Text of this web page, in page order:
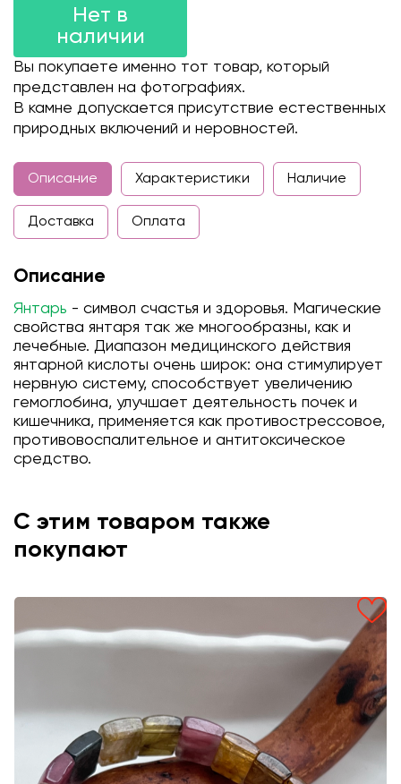
Нет в
наличии
Вы покупаете именно тот товар, который
представлен на фотографиях.
В камне допускается присутствие естественных
природных включений и неровностей.
Описание Характеристики Наличие
Доставка Оплата
Описание
Янтарь - символ счастья и здоровья. Магические
свойства янтаря так же многообразны, как и
лечебные. Диапазон медицинского действия
янтарной кислоты очень широк: она стимулирует
нервную систему, способствует увеличению
гемоглобина, улучшает деятельность почек и
кишечника, применяется как противострессовое,
противовоспалительное и антитоксическое
средство.
С этим товаром также
покупают